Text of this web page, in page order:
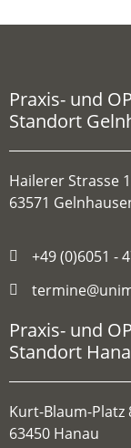
Praxis- und
Standort
Hailerer Strasse
63571
+49 (0)6051 -
Praxis- und
Standort
Kurt-Blaum-Platz
63450 Hanau